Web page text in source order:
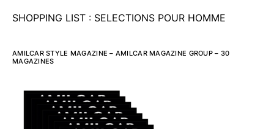
SHOPPING LIST : SELECTIONS POUR HOMME
AMILCAR STYLE MAGAZINE – AMILCAR MAGAZINE GROUP – 30
MAGAZINES